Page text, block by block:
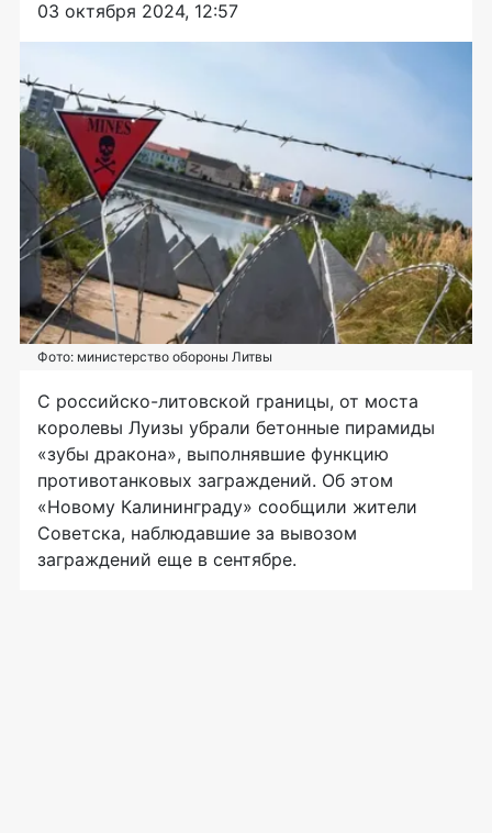
03 октября 2024, 12:57
Фото: министерство обороны Литвы
С российско-литовской границы, от моста
королевы Луизы убрали бетонные пирамиды
«зубы дракона», выполнявшие функцию
противотанковых заграждений. Об этом
«Новому Калининграду» сообщили жители
Советска, наблюдавшие за вывозом
заграждений еще в сентябре.